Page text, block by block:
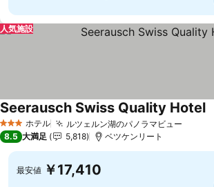
人気施設
3 ホテルのランク
ホテル ルツェルン湖のパノラマビュー
Seerausch Swiss Quality Hotel
8.5 大満足 5,818 ベツケンリート
最安値 ￥17,410